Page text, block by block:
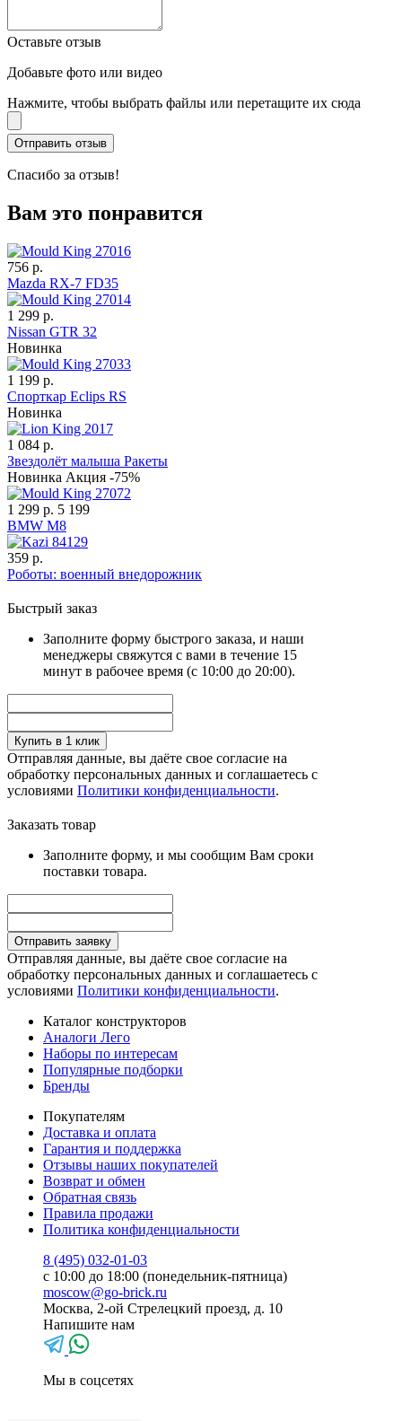
Оставьте отзыв
Добавьте фото или видео
Нажмите, чтобы выбрать файлы или перетащите их сюда
Спасибо за отзыв!
Вам это понравится
756 р.
Mazda RX-7 FD35
1 299 р.
Nissan GTR 32
Новинка
1 199 р.
Спорткар Eclips RS
Новинка
1 084 р.
Звездолёт малыша Ракеты
Новинка Акция -75%
1 299 р. 5 199
BMW M8
359 р.
Роботы: военный внедорожник
Быстрый заказ
Заполните форму быстрого заказа, и наши
менеджеры свяжутся с вами в течение 15
минут в рабочее время (с 10:00 до 20:00).
Купить в 1 клик
Отправляя данные, вы даёте свое согласие на
обработку персональных данных и соглашаетесь с
условиями Политики конфиденциальности.
Заказать товар
Заполните форму, и мы сообщим Вам сроки
поставки товара.
Отправить заявку
Отправляя данные, вы даёте свое согласие на
обработку персональных данных и соглашаетесь с
условиями Политики конфиденциальности.
Каталог конструкторов
Аналоги Лего
Наборы по интересам
Популярные подборки
Бренды
Покупателям
Доставка и оплата
Гарантия и поддержка
Отзывы наших покупателей
Возврат и обмен
Обратная связь
Правила продажи
Политика конфиденциальности
8 (495) 032-01-03
с 10:00 до 18:00 (понедельник-пятница)
moscow@go-brick.ru
Москва, 2-ой Стрелецкий проезд, д. 10
Напишите нам
Мы в соцсетях